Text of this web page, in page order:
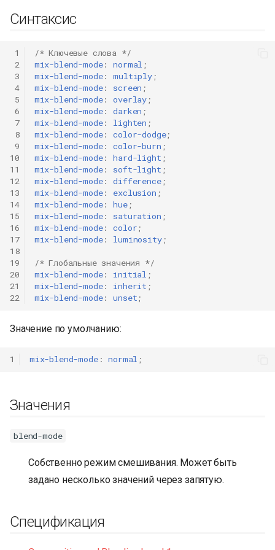
Синтаксис
1
2
3
4
5
6
7
8
9
10
11
12
13
14
15
16
17
18
19
20
21
22
/* Ключевые слова */
mix-blend-mode: normal ;
mix-blend-mode: multiply;
mix-blend-mode: screen ;
mix-blend-mode: overlay;
mix-blend-mode: darken ;
mix-blend-mode: lighten ;
mix-blend-mode: color-dodge;
mix-blend-mode: color-burn ;
mix-blend-mode: hard-light ;
mix-blend-mode: soft-light ;
mix-blend-mode: difference;
mix-blend-mode: exclusion ;
mix-blend-mode: hue;
mix-blend-mode: saturation ;
mix-blend-mode: color;
mix-blend-mode: luminosity;
/* Глобальные значения */
mix-blend-mode: initial ;
mix-blend-mode: inherit ;
mix-blend-mode: unset;
Значение по умолчанию:
1 mix-blend-mode: normal ;
Значения
blend-mode
Собственно режим смешивания. Может быть
задано несколько значений через запятую.
Спецификация